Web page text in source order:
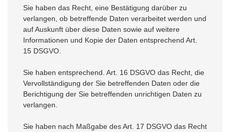
Sie haben das Recht, eine Bestätigung darüber zu
verlangen, ob betreffende Daten verarbeitet werden und
auf Auskunft über diese Daten sowie auf weitere
Informationen und Kopie der Daten entsprechend Art.
15 DSGVO.
Sie haben entsprechend. Art. 16 DSGVO das Recht, die
Vervollständigung der Sie betreffenden Daten oder die
Berichtigung der Sie betreffenden unrichtigen Daten zu
verlangen.
Sie haben nach Maßgabe des Art. 17 DSGVO das Recht